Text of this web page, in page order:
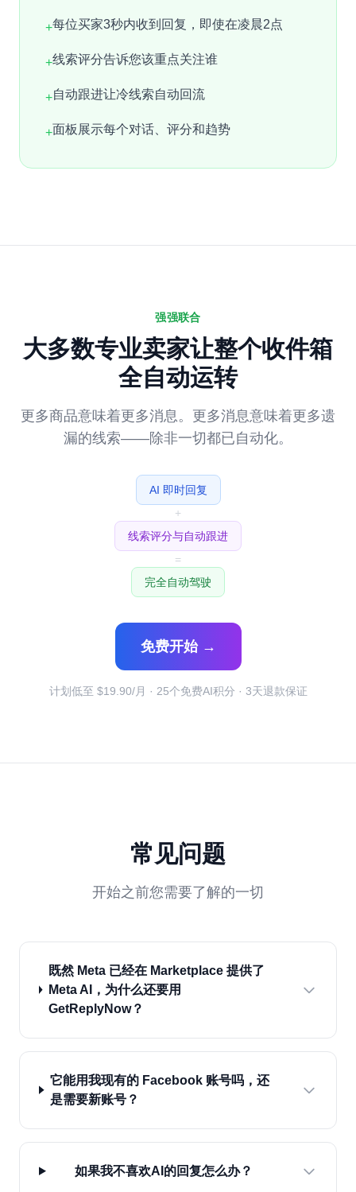
+每位买家3秒内收到回复，即使在凌晨2点
+线索评分告诉您该重点关注谁
+自动跟进让冷线索自动回流
+面板展示每个对话、评分和趋势
强强联合
大多数专业卖家让整个收件箱
全自动运转
更多商品意味着更多消息。更多消息意味着更多遗
漏的线索——除非一切都已自动化。
AI 即时回复
+
线索评分与自动跟进
=
完全自动驾驶
免费开始 →
计划低至 $19.90/月 · 25个免费AI积分 · 3天退款保证
常见问题
开始之前您需要了解的一切
既然 Meta 已经在 Marketplace 提供了
Meta AI，为什么还要用
GetReplyNow？
它能用我现有的 Facebook 账号吗，还
是需要新账号？
如果我不喜欢AI的回复怎么办？